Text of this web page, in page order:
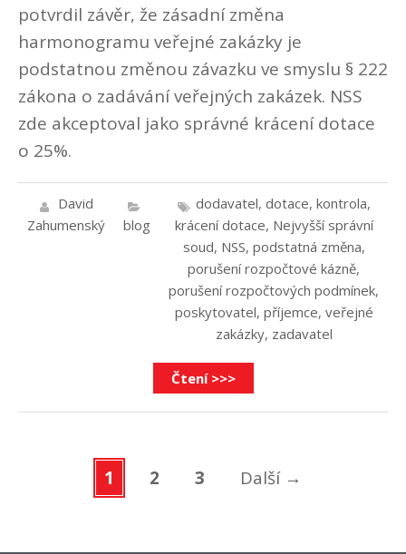
potvrdil závěr, že zásadní změna
harmonogramu veřejné zakázky je
podstatnou změnou závazku ve smyslu § 222
zákona o zadávání veřejných zakázek. NSS
zde akceptoval jako správné krácení dotace
o 25%.
David
Zahumenský
blog
dodavatel, dotace, kontrola,
krácení dotace, Nejvyšší správní
soud, NSS, podstatná změna,
porušení rozpočtové kázně,
porušení rozpočtových podmínek,
poskytovatel, příjemce, veřejné
zakázky, zadavatel
Čtení >>>
1 2 3 Další →